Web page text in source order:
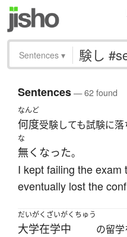
Sentences ▾
Sentences— 62 found
なんど
何度受験しても試験に
な
無くなった。
I kept failing the exam
eventually lost the
だいがくざいがくちゅう
大学在学中 の留